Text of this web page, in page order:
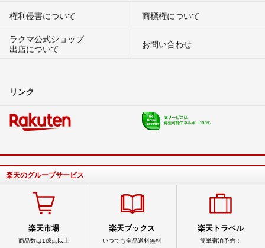
権利侵害について
商標権について
ラクマ公式ショップ
出店について
お問い合わせ
リンク
楽天のグループサービス
楽天市場
商品数は1億点以上
楽天ブックス
いつでも全品送料無料
楽天トラベル
簡単宿泊予約！